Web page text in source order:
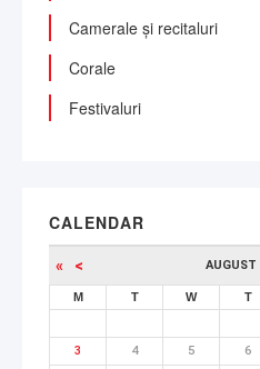
Camerale și recitaluri
Corale
Festivaluri
CALENDAR
« < AUGUST
M T W T
3
4 5 6